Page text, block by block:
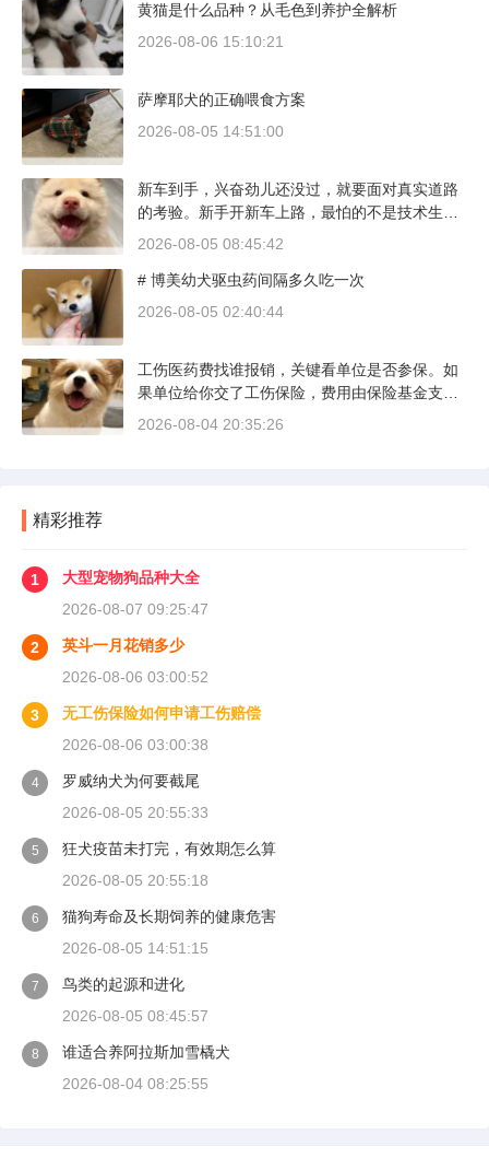
方和真实价格区间。
黄猫是什么品种？从毛色到养护全解析
2026-08-06 15:10:21
萨摩耶犬的正确喂食方案
2026-08-05 14:51:00
新车到手，兴奋劲儿还没过，就要面对真实道路
的考验。新手开新车上路，最怕的不是技术生
疏，而是对车况和路况的双重陌生。磨合期内，
不超过100公里，这不是老司机的保守，而是活
塞和气缸壁需要时间完成精细贴合。多数车型说
2026-08-05 08:45:42
# 博美幼犬驱虫药间隔多久吃一次
2026-08-05 02:40:44
工伤医药费找谁报销，关键看单位是否参保。如
果单位给你交了工伤保险，费用由保险基金支
付；要是单位没参保，那就由单位自己掏钱。很
2026-08-04 20:35:26
精彩推荐
1
大型宠物狗品种大全
2026-08-07 09:25:47
2
英斗一月花销多少
2026-08-06 03:00:52
3
无工伤保险如何申请工伤赔偿
2026-08-06 03:00:38
4
罗威纳犬为何要截尾
2026-08-05 20:55:33
5
狂犬疫苗未打完，有效期怎么算
2026-08-05 20:55:18
6
猫狗寿命及长期饲养的健康危害
2026-08-05 14:51:15
7
鸟类的起源和进化
2026-08-05 08:45:57
8
谁适合养阿拉斯加雪橇犬
2026-08-04 08:25:55